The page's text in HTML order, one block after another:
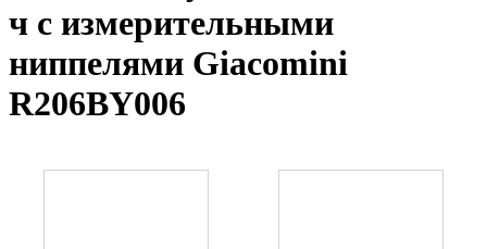
ч с измерительными
ниппелями Giacomini
R206BY006